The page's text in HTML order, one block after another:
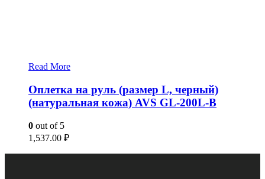
Read More
Оплетка на руль (размер L, черный)
(натуральная кожа) AVS GL-200L-B
0 out of 5
1,537.00 ₽